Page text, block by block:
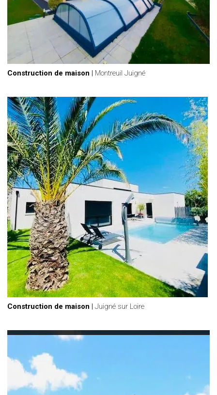
Construction de maison | Montreuil Juigné
Construction de maison | Juigné sur Loire